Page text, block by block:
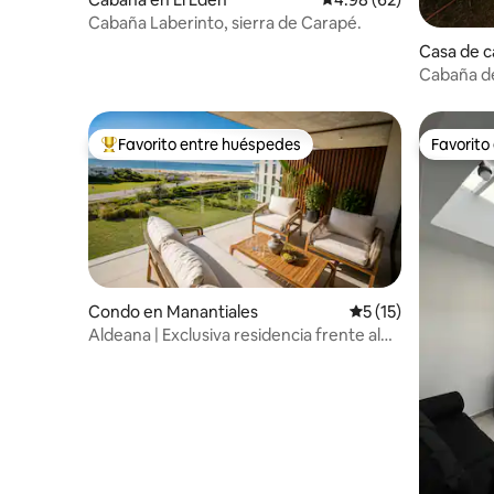
Cabaña Laberinto, sierra de Carapé.
Casa de
Cabaña
Favorito entre huéspedes preferido
Favorito entre huéspedes
Condo en Manantiales Calificación
5 (15)
Aldeana | Exclusiva residencia frente al